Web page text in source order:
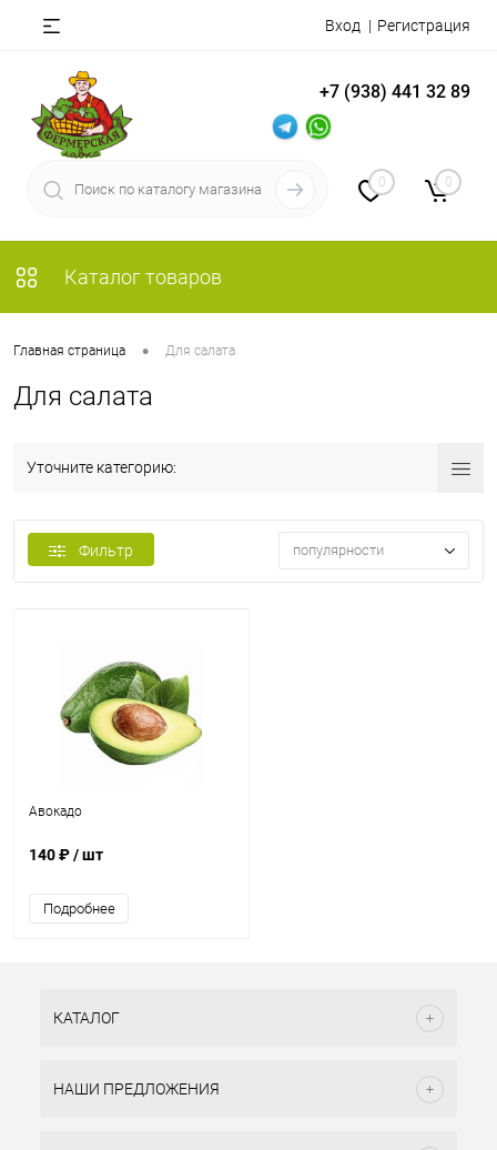
Вход Регистрация
+7 (938) 441 32 89
0 0
Каталог товаров
Главная страница • Для салата
Для салата
Уточните категорию:
Фильтр популярности
Авокадо
140 ₽/ шт
Подробнее
КАТАЛОГ
НАШИ ПРЕДЛОЖЕНИЯ